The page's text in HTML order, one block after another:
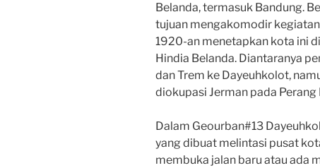
Belanda, termasuk Bandung.
tujuan mengakomodir
1920-an menetapkan kota ini
Hindia Belanda. Diantaranya
dan Trem ke Dayeuhkolot,
diokupasi Jerman pada Perang
Dalam Geourban#13
yang dibuat melintasi pusat
membuka jalan baru atau ada